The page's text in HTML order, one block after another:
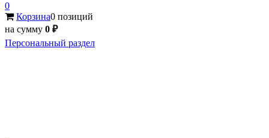
0
Корзина0 позиций
на сумму 0 ₽
Персональный раздел